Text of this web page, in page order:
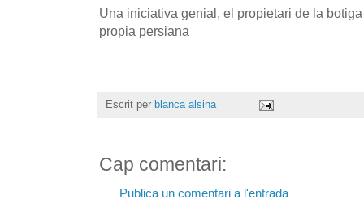
Una iniciativa genial, el propietari de la
propia persiana
Escrit per blanca alsina
Cap comentari:
Publica un comentari a l'entrada